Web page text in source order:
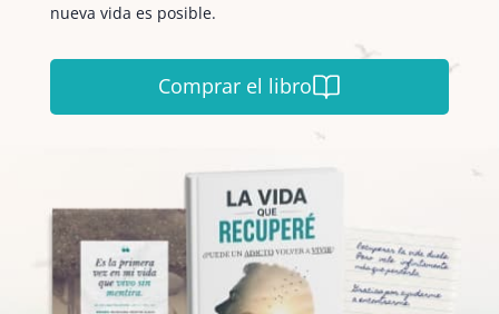
nueva vida es posible.
Comprar el libro